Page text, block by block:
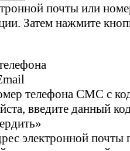
почты или
Затем нажмите
телефона СМС с
введите данный
электронной почты